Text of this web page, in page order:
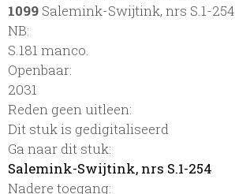
1099 Salemink-Swijtink, nrs S.1-254
NB:
S.181 manco.
Openbaar:
2031
Reden geen uitleen:
Dit stuk is gedigitaliseerd
Ga naar dit stuk:
Salemink-Swijtink, nrs S.1-254
Nadere toegang: